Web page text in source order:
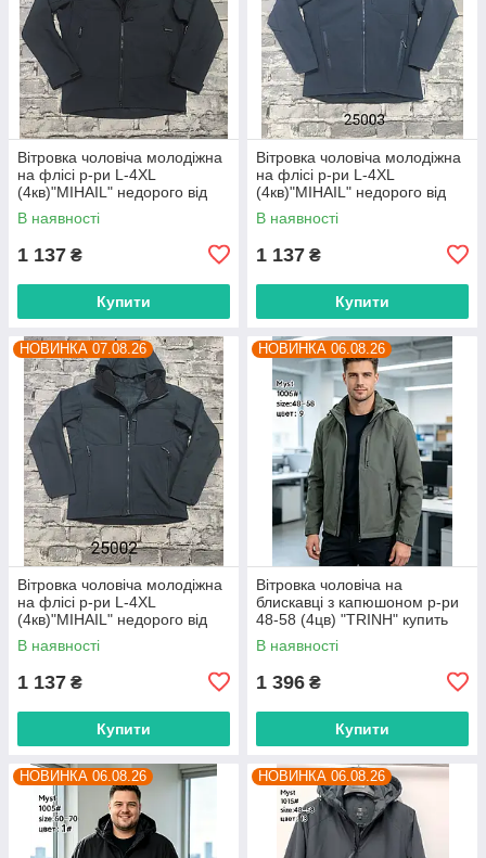
Вітровка чоловіча молодіжна
на флісі р-ри L-4XL
(4кв)"MIHAIL" недорого від
прямого постачальника
В наявності
1 137 ₴
Купити
Вітровка чоловіча молодіжна
на флісі р-ри L-4XL
(4кв)"MIHAIL" недорого від
прямого постачальника
В наявності
1 137 ₴
Купити
НОВИНКА 07.08.26
Вітровка чоловіча молодіжна
на флісі р-ри L-4XL
(4кв)"MIHAIL" недорого від
прямого постачальника
В наявності
1 137 ₴
Купити
НОВИНКА 06.08.26
Вітровка чоловіча на
блискавці з капюшоном р-ри
48-58 (4цв) "TRINH" купить
гуртом в Одесі на 7км
В наявності
1 396 ₴
Купити
НОВИНКА 06.08.26 НОВИНКА 06.08.26